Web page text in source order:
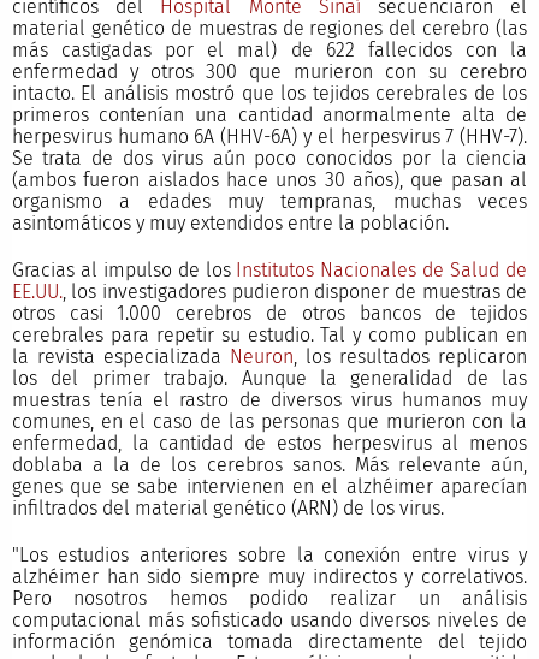
científicos del Hospital Monte Sinaísecuenciaron el
material genético de muestras de regiones del cerebro (las
más castigadas por el mal) de 622 fallecidos con la
enfermedad y otros 300 que murieron con su cerebro
intacto. El análisis mostró que los tejidos cerebrales de los
primeros contenían una cantidad anormalmente alta de
herpesvirus humano 6A (HHV-6A) y el herpesvirus 7 (HHV-7).
Se trata de dos virus aún poco conocidos por la ciencia
(ambos fueron aislados hace unos 30 años), que pasan al
organismo a edades muy tempranas, muchas veces
asintomáticos y muy extendidos entre la población.
Gracias al impulso de los Institutos Nacionales de Salud de
EE.UU., los investigadores pudieron disponer de muestras de
otros casi 1.000 cerebros de otros bancos de tejidos
cerebrales para repetir su estudio. Tal y como publican en
la revista especializada Neuron, los resultados replicaron
los del primer trabajo. Aunque la generalidad de las
muestras tenía el rastro de diversos virus humanos muy
comunes, en el caso de las personas que murieron con la
enfermedad, la cantidad de estos herpesvirus al menos
doblaba a la de los cerebros sanos. Más relevante aún,
genes que se sabe intervienen en el alzhéimer aparecían
infiltrados del material genético (ARN) de los virus.
"Los estudios anteriores sobre la conexión entre virus y
alzhéimer han sido siempre muy indirectos y correlativos.
Pero nosotros hemos podido realizar un análisis
computacional más sofisticado usando diversos niveles de
información genómica tomada directamente del tejido